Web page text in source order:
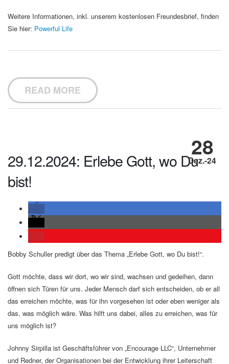
Weitere Informationen, inkl. unserem kostenlosen Freundesbrief, finden
Sie hier: Powerful Life
READ MORE
28
Dez.-24
29.12.2024: Erlebe Gott, wo Du
bist!
Bobby Schuller predigt über das Thema „Erlebe Gott, wo Du bist!“.
Gott möchte, dass wir dort, wo wir sind, wachsen und gedeihen, dann
öffnen sich Türen für uns. Jeder Mensch darf sich entscheiden, ob er all
das erreichen möchte, was für ihn vorgesehen ist oder eben weniger als
das, was möglich wäre. Was hilft uns dabei, alles zu erreichen, was für
uns möglich ist?
Johnny Sirpilla ist Geschäftsführer von „Encourage LLC“, Unternehmer
und Redner, der Organisationen bei der Entwicklung ihrer Leiterschaft